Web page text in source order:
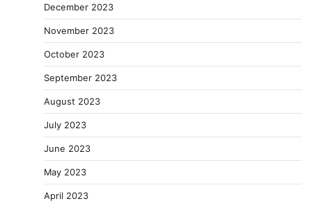
December 2023
November 2023
October 2023
September 2023
August 2023
July 2023
June 2023
May 2023
April 2023